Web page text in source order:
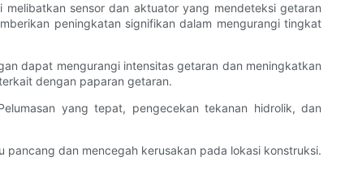
sensor dan aktuator yang mendeteksi getaran
peningkatan signifikan dalam mengurangi tingkat
dapat mengurangi intensitas getaran dan meningkatkan
dengan paparan getaran.
yang tepat, pengecekan tekanan hidrolik, dan
dan mencegah kerusakan pada lokasi konstruksi.